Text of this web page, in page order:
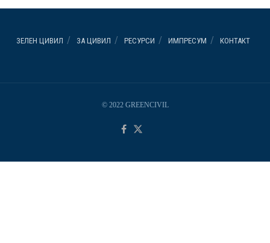
ЗЕЛЕН ЦИВИЛ ЗА ЦИВИЛ РЕСУРСИ ИМПРЕСУМ КОНТАКТ
© 2022 GREENCIVIL